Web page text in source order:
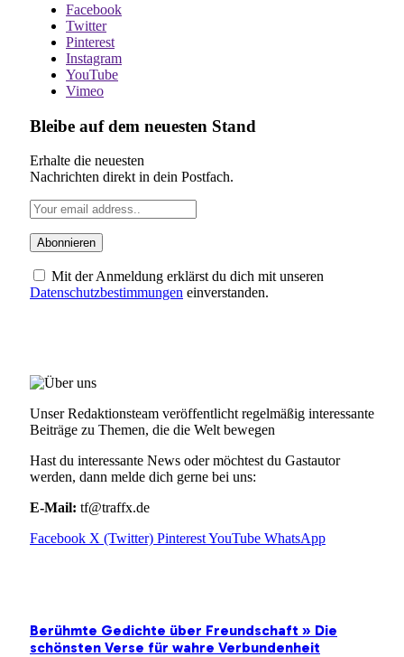
Facebook
Twitter
Pinterest
Instagram
YouTube
Vimeo
Bleibe auf dem neuesten Stand
Erhalte die neuesten
Nachrichten direkt in dein Postfach.
Mit der Anmeldung erklärst du dich mit unseren
Datenschutzbestimmungen einverstanden.
Unser Redaktionsteam veröffentlicht regelmäßig interessante
Beiträge zu Themen, die die Welt bewegen
Hast du interessante News oder möchtest du Gastautor
werden, dann melde dich gerne bei uns:
E-Mail: tf@traffx.de
Facebook X (Twitter) PinterestYouTube WhatsApp
Berühmte Gedichte über Freundschaft » Die
schönsten Verse für wahre Verbundenheit